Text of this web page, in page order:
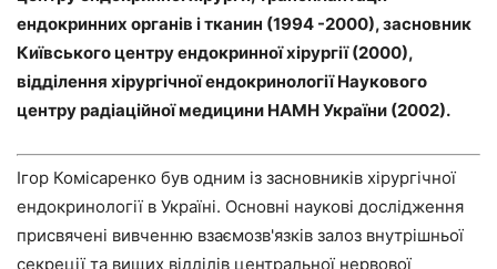
ендокринних органів і тканин (1994 -2000), засновник
Київського центру ендокринної хірургії (2000),
відділення хірургічної ендокринології Наукового
центру радіаційної медицини НАМН України (2002).
Ігор Комісаренко був одним із засновників хірургічної
ендокринології в Україні. Основні наукові дослідження
присвячені вивченню взаємозв'язків залоз внутрішньої
секреції та вищих відділів центральної нервової